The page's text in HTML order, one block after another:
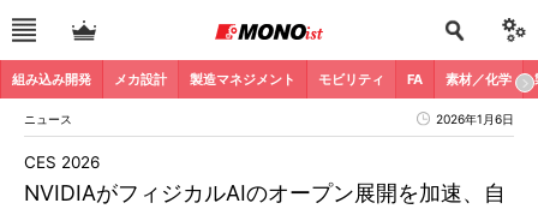
組み込み開発 メカ設計 製造マネジメント モビリティ FA 素材／化学
ニュース 2026年1月6日
NVIDIAがフィジカルAIのオープン展開を加速、自
CES 2026